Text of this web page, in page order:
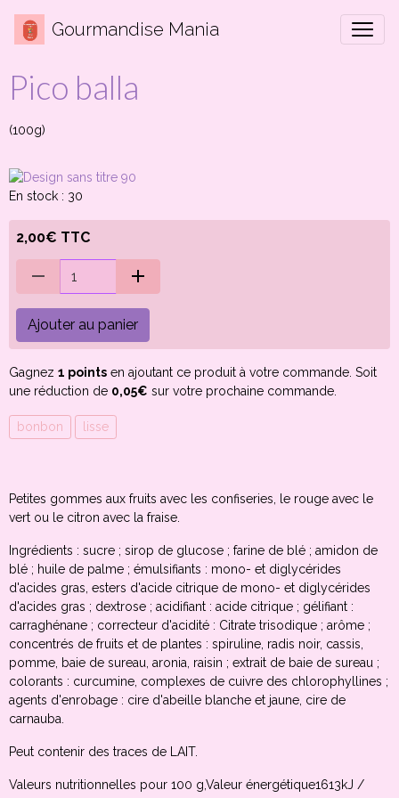
Gourmandise Mania
Pico balla
(100g)
En stock : 30
2,00€ TTC
Ajouter au panier
Gagnez 1 points en ajoutant ce produit à votre commande. Soit
une réduction de 0,05€ sur votre prochaine commande.
bonbon lisse
Petites gommes aux fruits avec les confiseries, le rouge avec le
vert ou le citron avec la fraise.
Ingrédients : sucre ; sirop de glucose ; farine de blé ; amidon de
blé ; huile de palme ; émulsifiants : mono- et diglycérides
d'acides gras, esters d'acide citrique de mono- et diglycérides
d'acides gras ; dextrose ; acidifiant : acide citrique ; gélifiant :
carraghénane ; correcteur d'acidité : Citrate trisodique ; arôme ;
concentrés de fruits et de plantes : spiruline, radis noir, cassis,
pomme, baie de sureau, aronia, raisin ; extrait de baie de sureau ;
colorants : curcumine, complexes de cuivre des chlorophyllines ;
agents d'enrobage : cire d'abeille blanche et jaune, cire de
carnauba.
Peut contenir des traces de LAIT.
Valeurs nutritionnelles pour 100 g,Valeur énergétique1613kJ /